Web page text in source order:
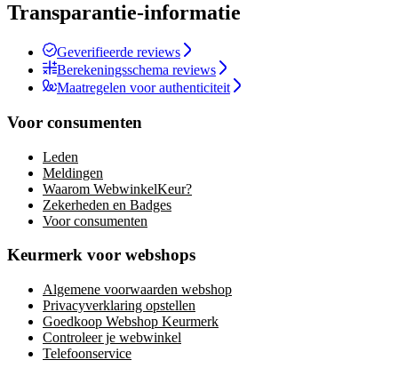
Transparantie-informatie
Geverifieerde reviews
Berekeningsschema reviews
Maatregelen voor authenticiteit
Voor consumenten
Leden
Meldingen
Waarom WebwinkelKeur?
Zekerheden en Badges
Voor consumenten
Keurmerk voor webshops
Algemene voorwaarden webshop
Privacyverklaring opstellen
Goedkoop Webshop Keurmerk
Controleer je webwinkel
Telefoonservice